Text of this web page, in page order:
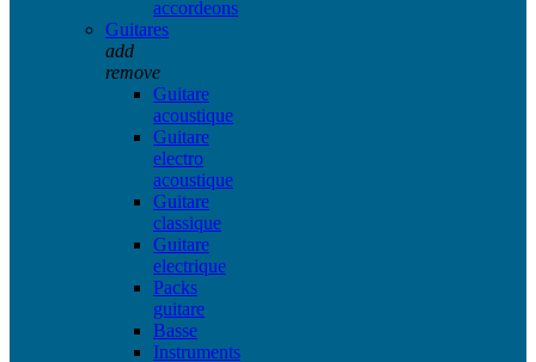
accordeons
Guitares
add
remove
Guitare
acoustique
Guitare
electro
acoustique
Guitare
classique
Guitare
electrique
Packs
guitare
Basse
Instruments